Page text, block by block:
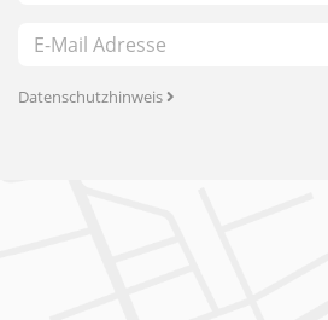
Datenschutzhinweis